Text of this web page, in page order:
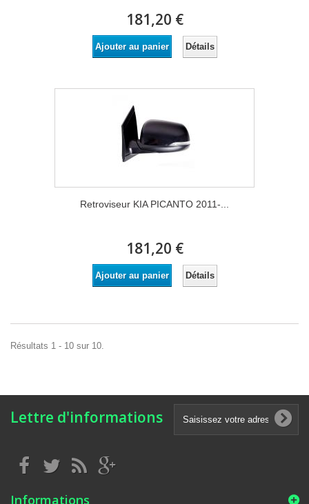
181,20 €
Ajouter au panier Détails
Retroviseur KIA PICANTO 2011-...
181,20 €
Ajouter au panier Détails
Résultats 1 - 10 sur 10.
Lettre d'informations
Informations